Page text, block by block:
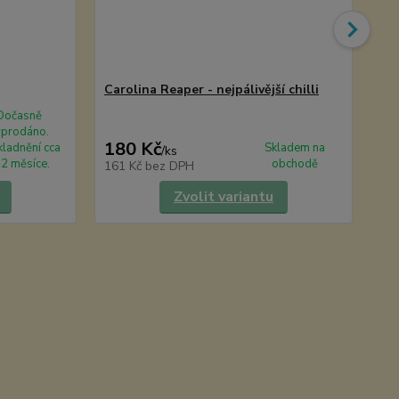
cca
měsíce.
Carolina Reaper - nejpálivější chilli
180 Kč/ks
161 Kč bez DPH
Skladem na
obchodě
Zvolit variantu